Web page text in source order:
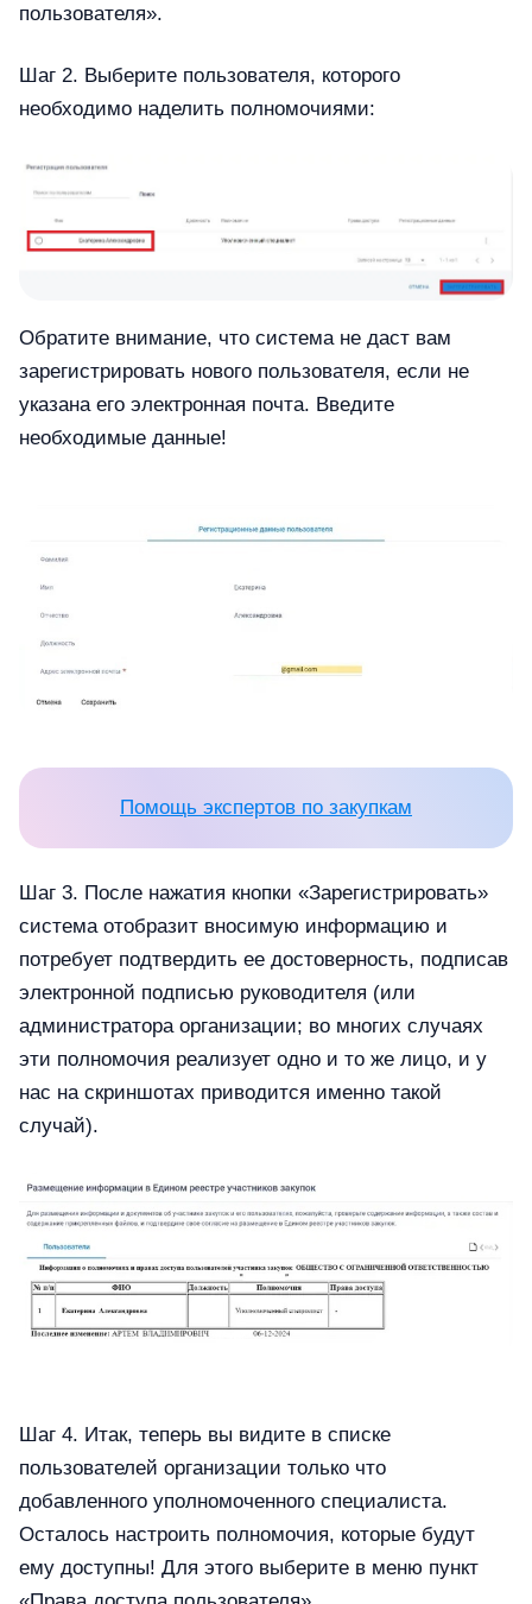
пользователя».
Шаг 2. Выберите пользователя, которого
необходимо наделить полномочиями:
Обратите внимание, что система не даст вам
зарегистрировать нового пользователя, если не
указана его электронная почта. Введите
необходимые данные!
Помощь экспертов по закупкам
Шаг 3. После нажатия кнопки «Зарегистрировать»
система отобразит вносимую информацию и
потребует подтвердить ее достоверность, подписав
электронной подписью руководителя (или
администратора организации; во многих случаях
эти полномочия реализует одно и то же лицо, и у
нас на скриншотах приводится именно такой
случай).
Шаг 4. Итак, теперь вы видите в списке
пользователей организации только что
добавленного уполномоченного специалиста.
Осталось настроить полномочия, которые будут
ему доступны! Для этого выберите в меню пункт